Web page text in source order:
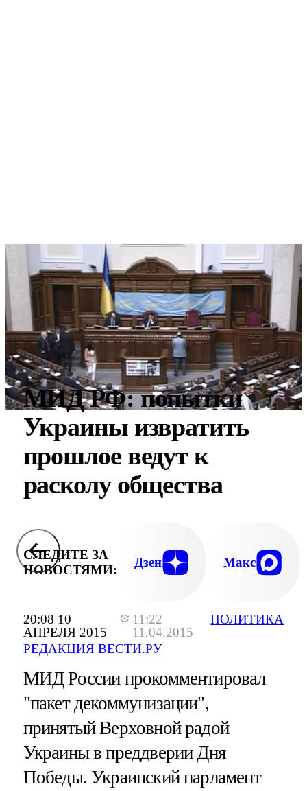
20:08 10
АПРЕЛЯ 2015
11:22
11.04.2015
РЕДАКЦИЯ ВЕСТИ.РУ
ПОЛИТИКА
МИД РФ: попытки
Украины извратить
прошлое ведут к
расколу общества
СЛЕДИТЕ ЗА
НОВОСТЯМИ:
Дзен Макс
МИД России прокомментировал
"пакет декоммунизации",
принятый Верховной радой
Украины в преддверии Дня
Победы. Украинский парламент